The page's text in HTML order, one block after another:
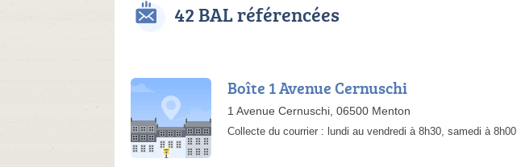
42 BAL référencées
Boîte 1 Avenue Cernuschi
1 Avenue Cernuschi, 06500 Menton
Collecte du courrier : lundi au vendredi à 8h30, samedi à 8h00